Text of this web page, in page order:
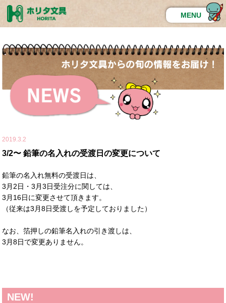
MENU
2019.3.2
3/2〜 鉛筆の名入れの受渡日の変更について
鉛筆の名入れ無料の受渡日は、
3月2日・3月3日受注分に関しては、
3月16日に変更させて頂きます。
（従来は3月8日受渡しを予定しておりました）
なお、箔押しの鉛筆名入れの引き渡しは、
3月8日で変更ありません。
NEW!